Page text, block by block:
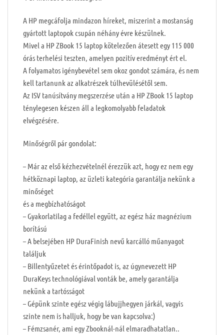
A HP megcáfolja mindazon híreket, miszerint a mostanság
gyártott laptopok csupán néhány évre készülnek.
Mivel a HP ZBook 15 laptop kötelezően átesett egy 115 000
órás terhelési teszten, amelyen pozitív eredményt ért el.
A folyamatos igénybevétel sem okoz gondot számára, és nem
kell tartanunk az alkatrészek túlhevülésétől sem.
Az ISV tanúsítvány megszerzése után a HP ZBook 15 laptop
ténylegesen készen áll a legkomolyabb feladatok
elvégzésére.
Minőségről pár gondolat:
– Már az első kézhezvételnél érezzük azt, hogy ez nem egy
hétköznapi laptop, az üzleti kategória garantálja nekünk a
minőséget
és a megbízhatóságot
– Gyakorlatilag a fedéllel együtt, az egész ház magnézium
borítású
– A belsejében HP DuraFinish nevű karcálló műanyagot
találjuk
– Billentyűzetet és érintőpadot is, az úgynevezett HP
DuraKeys technológiával vonták be, amely garantálja
nekünk a tartósságot
– Gépünk szinte egész végig lábujjhegyen járkál, vagyis
szinte nem is halljuk, hogy be van kapcsolva:)
– Fémzsanér, ami egy Zbooknál-nál elmaradhatatlan..